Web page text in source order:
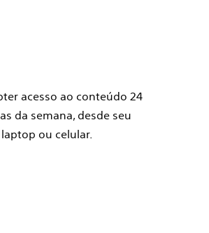
acesso ao conteúdo 24
da semana, desde seu
ou celular.